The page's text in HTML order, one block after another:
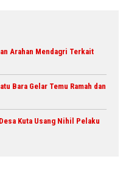
Arahan Mendagri Terkait
Bara Gelar Temu Ramah dan
Kuta Usang Nihil Pelaku